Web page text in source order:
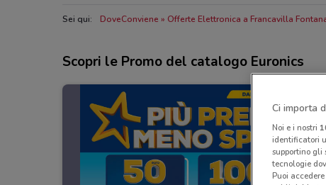
Sei qui: DoveConviene Offerte Elettronica a Francavilla
Scopri le Promo del catalogo Euronics
Ci importa
Noi e i nostri
identificatori
supportino gli
tecnologie
Puoi